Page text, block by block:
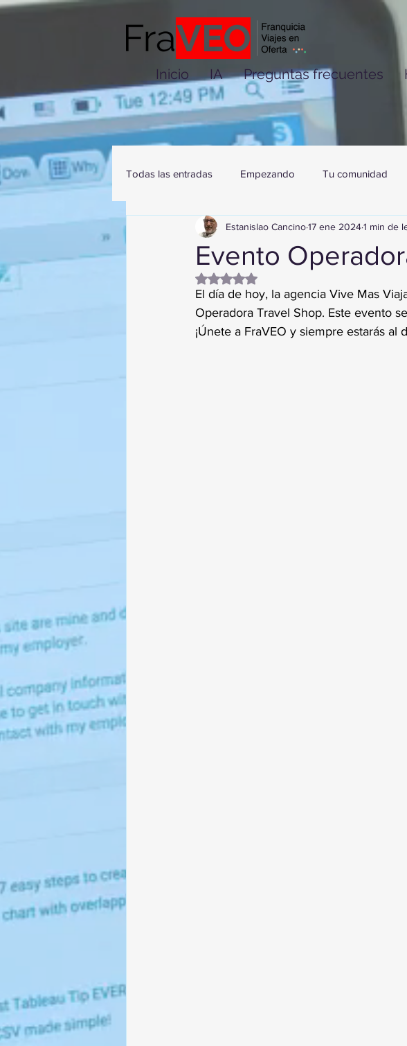
Inicio IA Preguntas frecuentes
Todas las entradas Empezando Tu comunidad
Evento
Estanislao Cancino17 ene 20241 min de
Obtuvo NaN de 5 estrellas.
El día de hoy, la agencia Vive Mas
Operadora Travel Shop. Este evento
¡Únete a FraVEO y siempre estarás